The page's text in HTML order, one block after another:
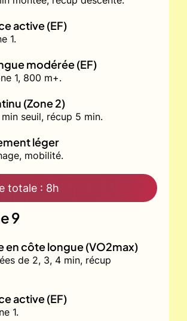
active (EF)
1.
modérée (EF)
1, 800 m+.
(Zone 2)
seuil, récup 5 min.
léger
mobilité.
totale : 8h
9
en côte longue (VO2max)
de 2, 3, 4 min, récup
active (EF)
1.